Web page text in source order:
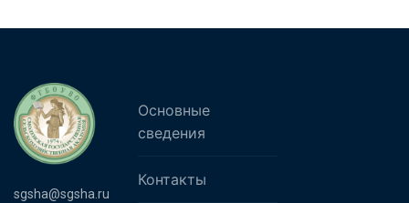
sgsha@sgsha.ru
Основные
сведения
Контакты